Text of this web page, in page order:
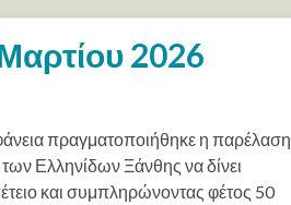
2026
πραγματοποιήθηκε η παρέλαση
Ελληνίδων Ξάνθης να δίνει
και συμπληρώνοντας φέτος 50